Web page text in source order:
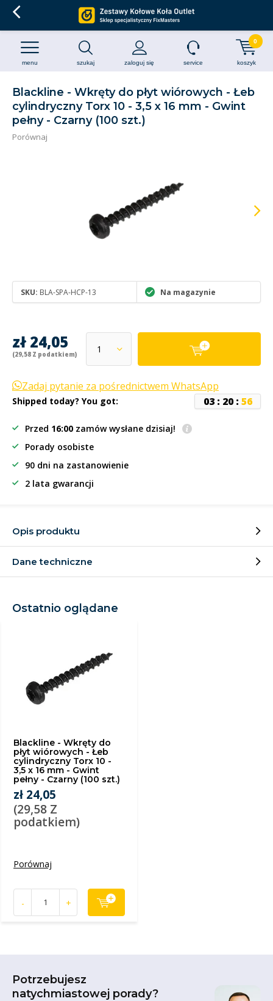
szukaj zaloguj się
menu service koszyk
0
Blackline - Wkręty do płyt wiórowych - Łeb
cylindryczny Torx 10 - 3,5 x 16 mm - Gwint
pełny - Czarny (100 szt.)
Porównaj
SKU: BLA-SPA-HCP-13 Na magazynie
zł 24,05
(29,58 Z podatkiem)
Zadaj pytanie za pośrednictwem WhatsApp
Shipped today? You got: 03: 20: 55
Przed 16:00 zamów wysłane dzisiaj!
Porady osobiste
90 dni na zastanowienie
2 lata gwarancji
Opis produktu
Dane techniczne
Ostatnio oglądane
Blackline - Wkręty do
płyt wiórowych - Łeb
cylindryczny Torx 10 -
3,5 x 16 mm - Gwint
pełny - Czarny (100 szt.)
zł 24,05
(29,58 Z
podatkiem)
Porównaj
- +
Potrzebujesz
natychmiastowej porady?